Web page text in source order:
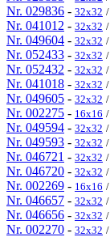
Nr. 029836 - 32x32
Nr. 041012 - 32x32
Nr. 049604 - 32x32
Nr. 052433 - 32x32
Nr. 052432 - 32x32
Nr. 041018 - 32x32
Nr. 049605 - 32x32
Nr. 002275 - 16x16
Nr. 049594 - 32x32
Nr. 049593 - 32x32
Nr. 046721 - 32x32
Nr. 046720 - 32x32
Nr. 002269 - 16x16
Nr. 046657 - 32x32
Nr. 046656 - 32x32
Nr. 002270 - 32x32